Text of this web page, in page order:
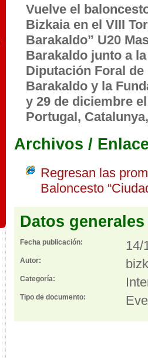
Vuelve el
Bizkaia en el VIII
Barakaldo” U20
Barakaldo junto a
Diputación Foral
Barakaldo y la
y 29 de diciembre
Portugal,
Archivos /
Regresan las
Baloncesto
Datos generales
Fecha publicación: 14/
Autor:
Categoría:
Tipo de documento: